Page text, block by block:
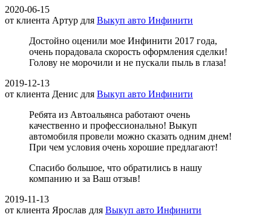
2020-06-15
от клиента Артур для Выкуп авто Инфинити
Достойно оценили мое Инфинити 2017 года,
очень порадовала скорость оформления сделки!
Голову не морочили и не пускали пыль в глаза!
2019-12-13
от клиента Денис для Выкуп авто Инфинити
Ребята из Автоальянса работают очень
качественно и профессионально! Выкуп
автомобиля провели можно сказать одним днем!
При чем условия очень хорошие предлагают!
Спасибо большое, что обратились в нашу
компанию и за Ваш отзыв!
2019-11-13
от клиента Ярослав для Выкуп авто Инфинити